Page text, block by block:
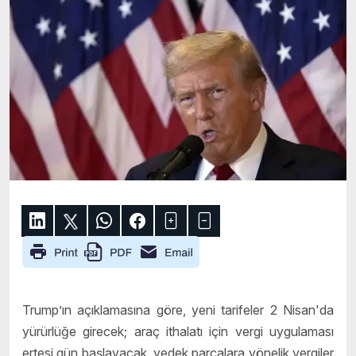
Trump’ın açıklamasına göre, yeni tarifeler 2 Nisan'da
yürürlüğe girecek; araç ithalatı için vergi uygulaması
ertesi gün başlayacak, yedek parçalara yönelik vergiler